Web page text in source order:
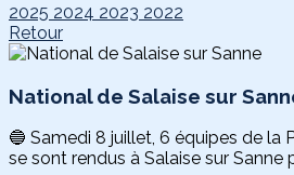
2025 2024 2023 2022
Retour
National de Salaise sur
🔵 Samedi 8 juillet, 6 équipes de la
se sont rendus à Salaise sur Sanne